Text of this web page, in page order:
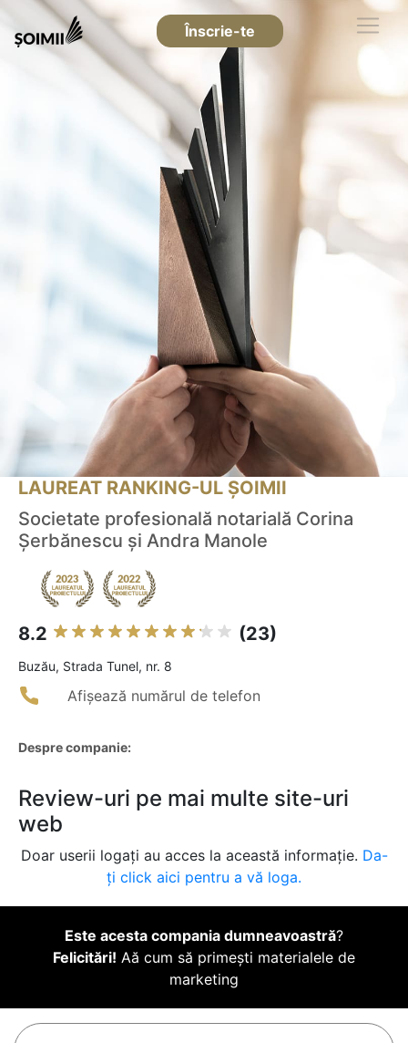
Înscrie-te
LAUREAT RANKING-UL ȘOIMII
Societate profesională notarială Corina
Șerbănescu și Andra Manole
8.2 (23)
Buzău, Strada Tunel, nr. 8
Afișează numărul de telefon
Despre companie:
Review-uri pe mai multe site-uri
web
Doar userii logați au acces la această informație. Da-
ți click aici pentru a vă loga.
Este acesta compania dumneavoastră?
Felicitări! Aă cum să primești materialele de
marketing